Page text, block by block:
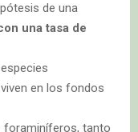
de una
una tasa de
en los fondos
foraminíferos, tanto